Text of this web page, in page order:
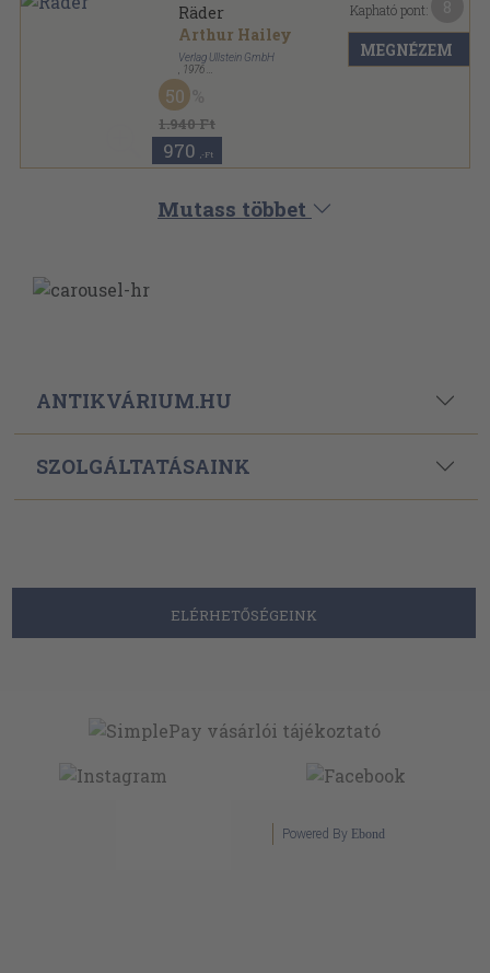
Räder
Arthur Hailey
Verlag Ullstein GmbH
1976
Ragasztott papírkötés
Ullstein Buch sorozat
1.940 Ft
50
970 ,-Ft
Kapható pont:
MEGNÉZEM
Mutass többet
ANTIKVÁRIUM.HU
SZOLGÁLTATÁSAINK
ELÉRHETŐSÉGEINK
Powered By Ebond